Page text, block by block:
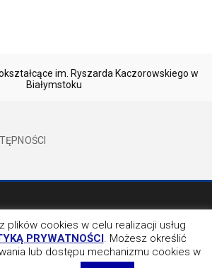
NAS NA
plików cookies w celu realizacji usług
PRYWATNOŚCI. Możesz określić
lub dostępu mechanizmu cookies w